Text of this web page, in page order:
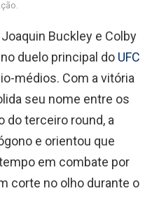
Buckley e Colby
duelo principal do UFC
médios. Com a vitória
seu nome entre os
do terceiro round, a
e orientou que
em combate por
corte no olho durante o